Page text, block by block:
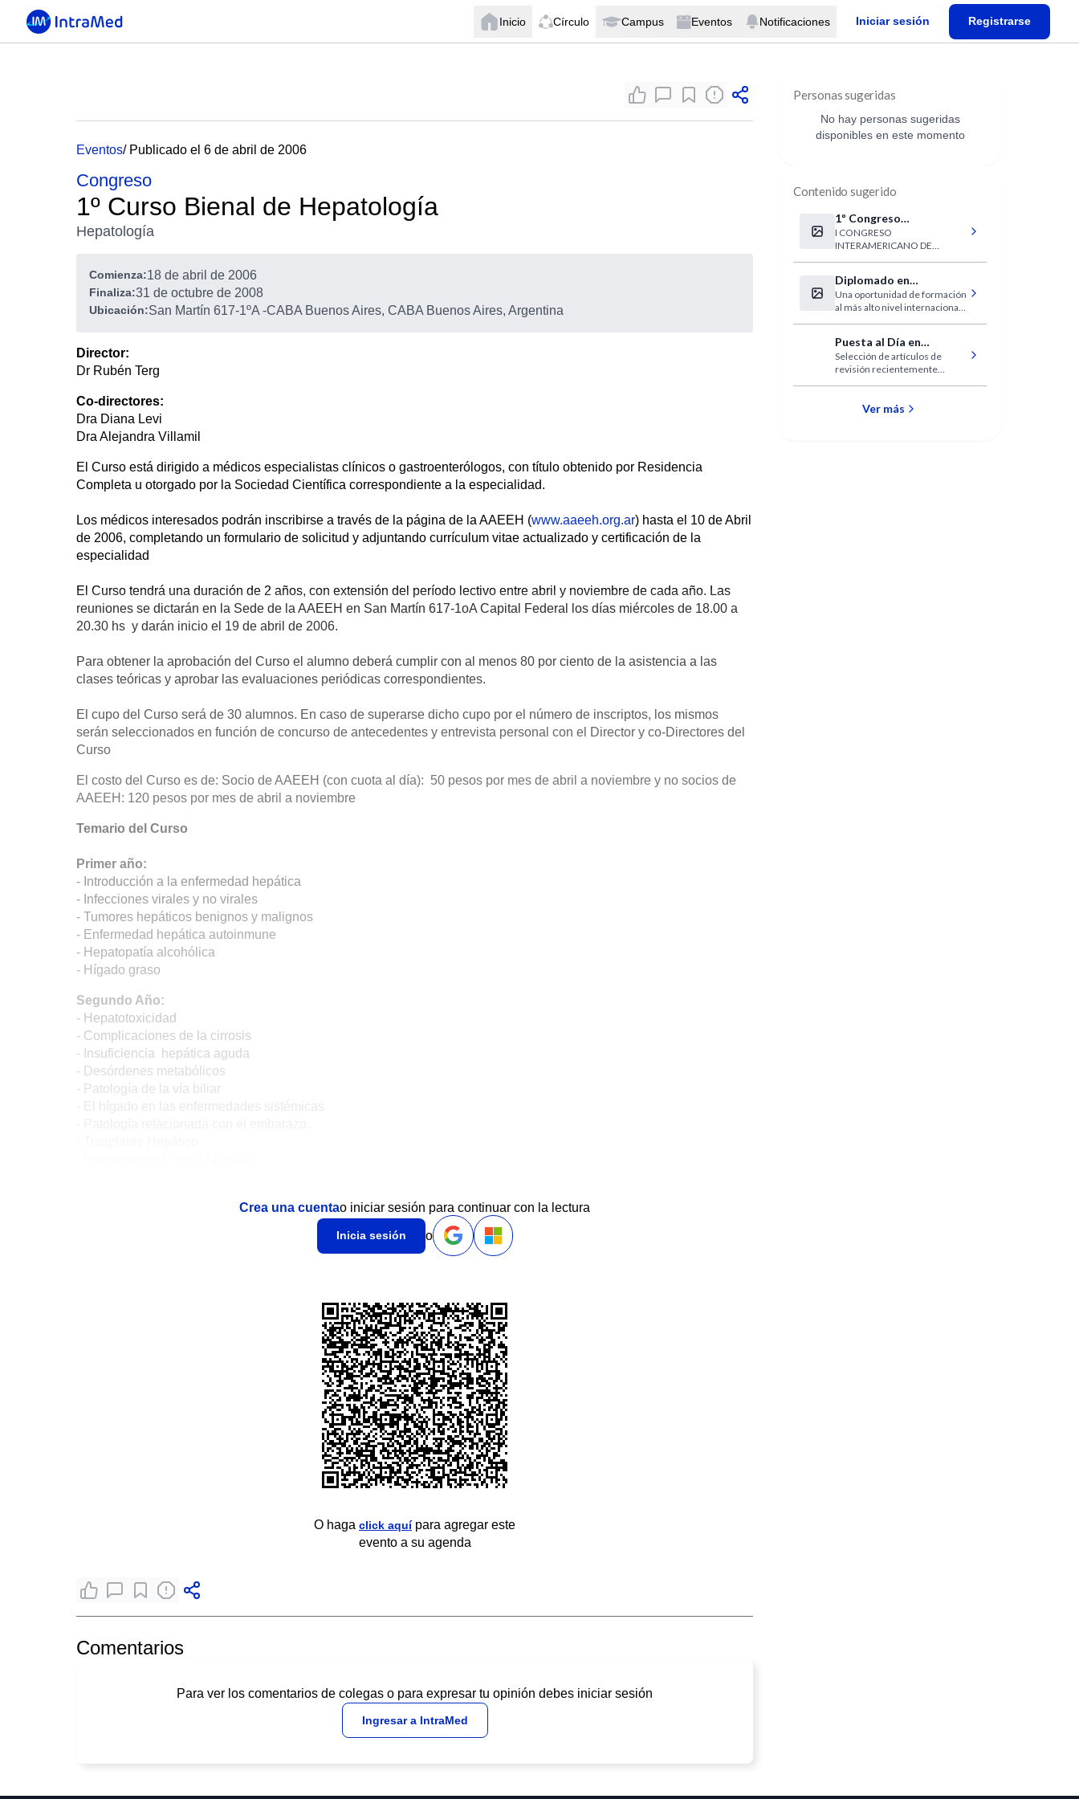
Inicio Círculo Campus Eventos Notificaciones Iniciar sesión Registrarse
Eventos/ Publicado el 6 de abril de 2006
Congreso
1º Curso Bienal de Hepatología
Hepatología
Comienza:18 de abril de 2006
Finaliza:31 de octubre de 2008
Ubicación:San Martín 617-1ºA -CABA Buenos Aires, CABA Buenos Aires, Argentina
Director:
Dr Rubén Terg
Co-directores:
Dra Diana Levi
Dra Alejandra Villamil
El Curso está dirigido a médicos especialistas clínicos o gastroenterólogos, con título obtenido por Residencia
Completa u otorgado por la Sociedad Científica correspondiente a la especialidad.
Los médicos interesados podrán inscribirse a través de la página de la AAEEH (www.aaeeh.org.ar) hasta el 10 de Abril
de 2006, completando un formulario de solicitud y adjuntando currículum vitae actualizado y certificación de la
especialidad
El Curso tendrá una duración de 2 años, con extensión del período lectivo entre abril y noviembre de cada año. Las
reuniones se dictarán en la Sede de la AAEEH en San Martín 617-1oA Capital Federal los días miércoles de 18.00 a
20.30 hs y darán inicio el 19 de abril de 2006.
Para obtener la aprobación del Curso el alumno deberá cumplir con al menos 80 por ciento de la asistencia a las
clases teóricas y aprobar las evaluaciones periódicas correspondientes.
El cupo del Curso será de 30 alumnos. En caso de superarse dicho cupo por el número de inscriptos, los mismos
serán seleccionados en función de concurso de antecedentes y entrevista personal con el Director y co-Directores del
Curso
El costo del Curso es de: Socio de AAEEH (con cuota al día): 50 pesos por mes de abril a noviembre y no socios de
AAEEH: 120 pesos por mes de abril a noviembre
Temario del Curso
Primer año:
- Introducción a la enfermedad hepática
- Infecciones virales y no virales
- Tumores hepáticos benignos y malignos
- Enfermedad hepática autoinmune
- Hepatopatía alcohólica
- Hígado graso
Segundo Año:
- Hepatotoxicidad
- Complicaciones de la cirrosis
- Insuficiencia hepática aguda
- Desórdenes metabólicos
- Patología de la vía biliar
- El hígado en las enfermedades sistémicas
Crea una cuentao iniciar sesión para continuar con la lectura
Inicia sesión o
O haga click aquípara agregar este
evento a su agenda
Comentarios
Para ver los comentarios de colegas o para expresar tu opinión debes iniciar sesión
Ingresar a IntraMed
Personas sugeridas
No hay personas sugeridas
disponibles en este momento
Contenido sugerido
1º Congreso
Interamericano de
Medicina de
Emergencias
I CONGRESO
INTERAMERICANO DE
MEDICINA DE EMERGENCIAS
II FORO LATINOAMERICANO
DE COOPERACIÓN EN
EMERGENCIAS Y DESASTRES
Diplomado en
Investigación Clínica a
distancia.
Una oportunidad de formación
al más alto nivel internacional.
educativa.
Puesta al Día en
Odontología
Selección de artículos de
revisión recientemente
Ver más